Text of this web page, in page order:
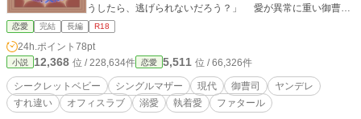
うしたら、逃げられないだろう？」 愛が異常に重い御曹司
に嫌気が差して逃げたが、娘を人質にされて捕らわれた哀れ
な平凡OLの話。 ※序盤から羞恥プレイです。ご注意くださ
い。 ※登場人物同一で設定の異なる短編をベリーズカフェに
掲載中
恋愛 完結 長編 R18
24h.ポイント 78pt
小説 12,368 位 / 228,634件 恋愛 5,511 位 / 66,326件
シークレットベビー シングルマザー 現代 御曹司
ヤンデレ
すれ違い
オフィスラブ 溺愛 執着愛 ファタール